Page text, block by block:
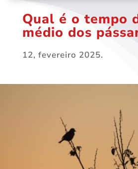
Qual é o tempo
médio dos
12, fevereiro 2025.